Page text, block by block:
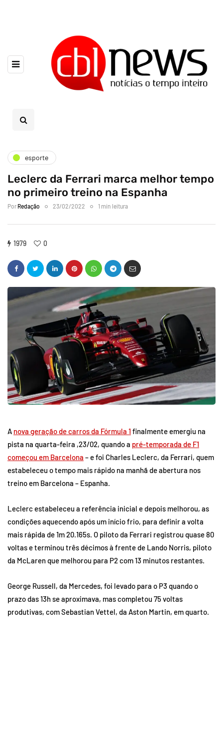
esporte
Leclerc da Ferrari marca melhor tempo
no primeiro treino na Espanha
Por Redação 23/02/2022 1 min leitura
1979 0
A nova geração de carros da Fórmula 1 finalmente emergiu na
pista na quarta-feira ,23/02, quando a pré-temporada de F1
começou em Barcelona – e foi Charles Leclerc, da Ferrari, quem
estabeleceu o tempo mais rápido na manhã de abertura nos
treino em Barcelona – Espanha.
Leclerc estabeleceu a referência inicial e depois melhorou, as
condições aquecendo após um início frio, para definir a volta
mais rápida de 1m 20.165s. O piloto da Ferrari registrou quase 80
voltas e terminou três décimos à frente de Lando Norris, piloto
da McLaren que melhorou para P2 com 13 minutos restantes.
George Russell, da Mercedes, foi levado para o P3 quando o
prazo das 13h se aproximava, mas completou 75 voltas
produtivas, com Sebastian Vettel, da Aston Martin, em quarto.